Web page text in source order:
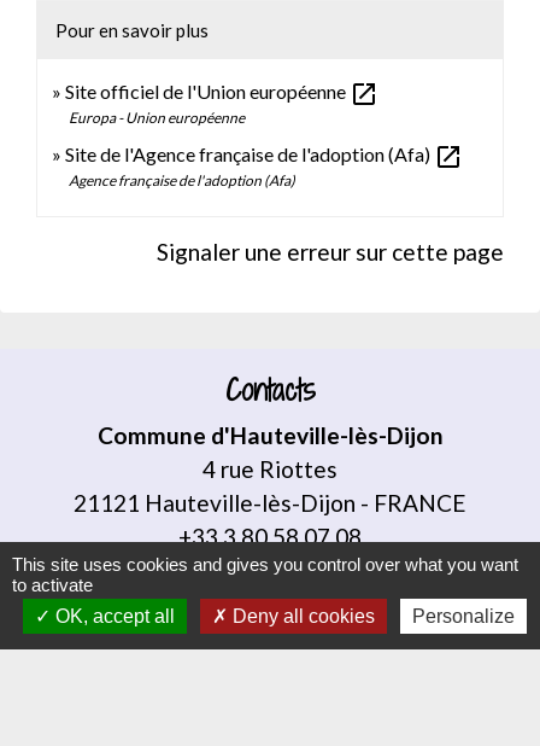
Pour en savoir plus
Site officiel de l'Union européenne open_in_new
Europa - Union européenne
Site de l'Agence française de l'adoption (Afa) open_in_new
Agence française de l'adoption (Afa)
Signaler une erreur sur cette page
Contacts
Commune d'Hauteville-lès-Dijon
4 rue Riottes
21121 Hauteville-lès-Dijon - FRANCE
+33 3 80 58 07 08
Contact par formulaire
This site uses cookies and gives you control over what you want
to activate
OK, accept all
Deny all cookies Personalize